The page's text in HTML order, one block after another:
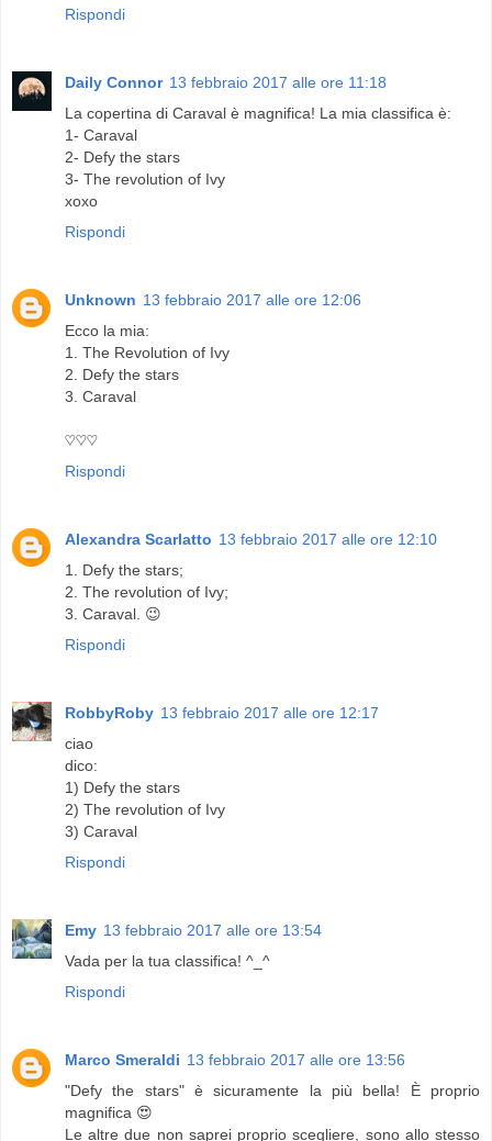
Rispondi
Daily Connor 13 febbraio 2017 alle ore 11:18
La copertina di Caraval è magnifica! La mia classifica è:
1- Caraval
2- Defy the stars
3- The revolution of Ivy
xoxo
Rispondi
Unknown 13 febbraio 2017 alle ore 12:06
Ecco la mia:
1. The Revolution of Ivy
2. Defy the stars
3. Caraval
♡♡♡
Rispondi
Alexandra Scarlatto 13 febbraio 2017 alle ore 12:10
1. Defy the stars;
2. The revolution of Ivy;
3. Caraval. 😉
Rispondi
RobbyRoby 13 febbraio 2017 alle ore 12:17
ciao
dico:
1) Defy the stars
2) The revolution of Ivy
3) Caraval
Rispondi
Emy 13 febbraio 2017 alle ore 13:54
Vada per la tua classifica! ^_^
Rispondi
Marco Smeraldi 13 febbraio 2017 alle ore 13:56
"Defy the stars" è sicuramente la più bella! È proprio
magnifica 😍
Le altre due non saprei proprio scegliere, sono allo stesso